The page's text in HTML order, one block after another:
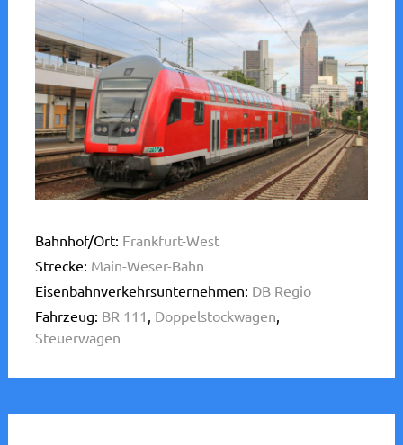
Bahnhof/Ort: Frankfurt-West
Strecke: Main-Weser-Bahn
Eisenbahnverkehrsunternehmen: DB Regio
Fahrzeug: BR 111 , Doppelstockwagen,
Steuerwagen